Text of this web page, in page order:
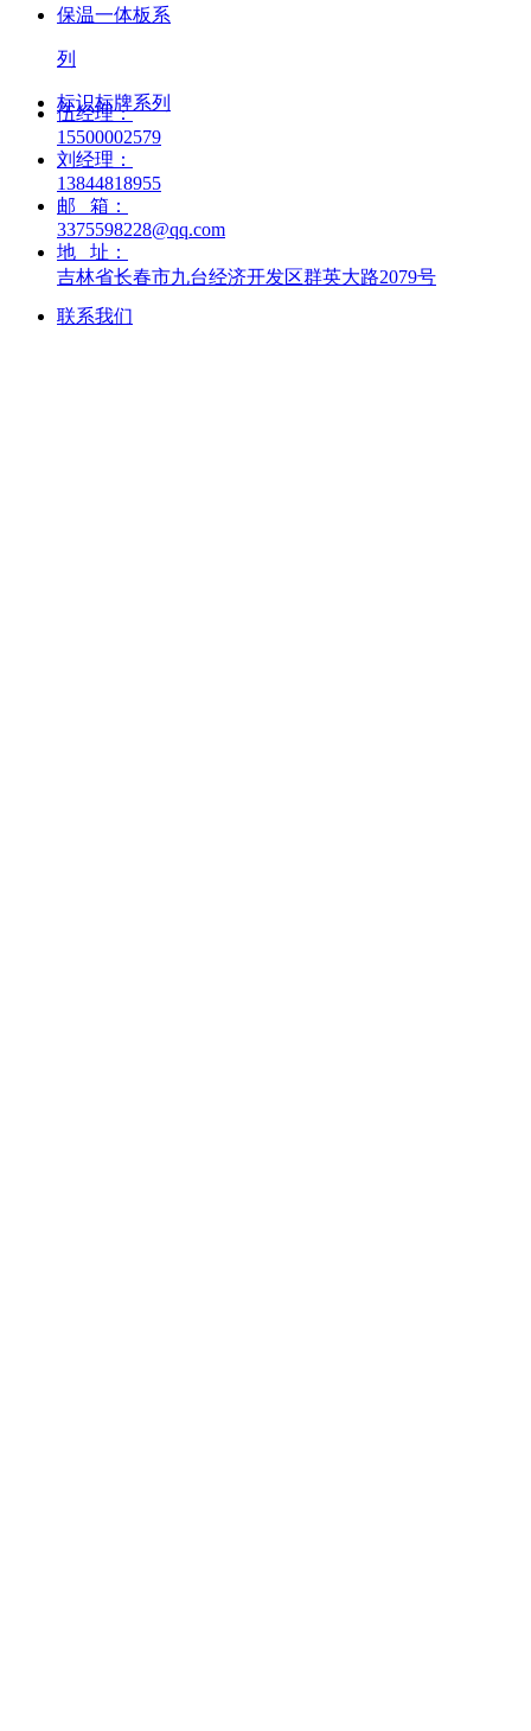
保温一体板系
列
标识标牌系列
伍经理：
15500002579
刘经理：
13844818955
邮   箱：
3375598228@qq.com
地   址：
吉林省长春市九台经济开发区群英大路2079号
联系我们